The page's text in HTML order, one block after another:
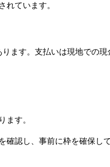
れています。
ます。支払いは現地での
ます。
認し、事前に枠を確保して